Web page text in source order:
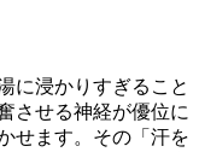
に浸かりすぎること
させる神経が優位に
せます。その「汗を